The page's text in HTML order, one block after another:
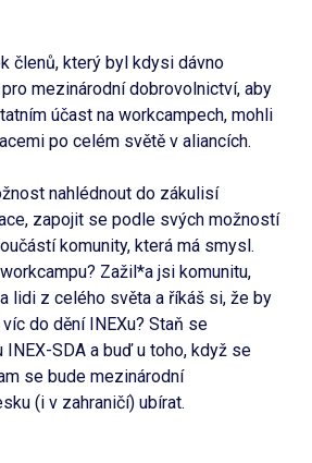
členů, který byl kdysi dávno
mezinárodní dobrovolnictví, aby
účast na workcampech, mohli
po celém světě v aliancích.
nahlédnout do zákulisí
zapojit se podle svých možností
komunity, která má smysl.
Zažil*a jsi komunitu,
lidi z celého světa a říkáš si, že by
do dění INEXu? Staň se
SDA a buď u toho, když se
se bude mezinárodní
(i v zahraničí) ubírat.